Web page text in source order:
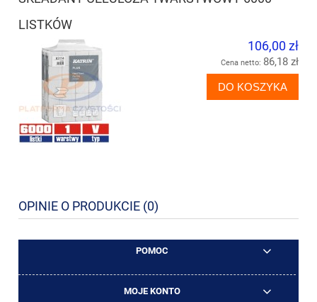
LISTKÓW
106,00 zł
Cena netto: 86,18 zł
DO KOSZYKA
OPINIE O PRODUKCIE (0)
POMOC
MOJE KONTO